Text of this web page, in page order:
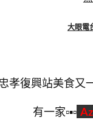
大眼電
孝復興站美食又
有一家▫▪▫